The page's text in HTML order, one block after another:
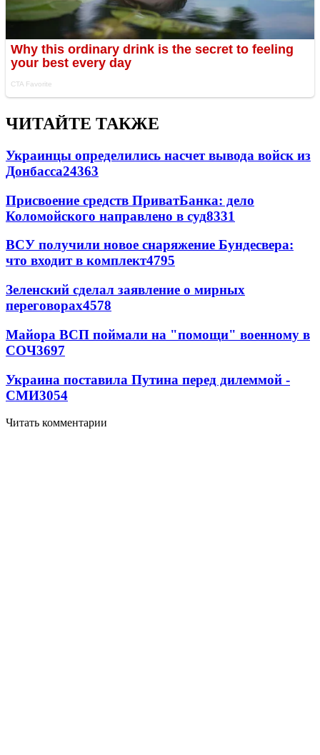
ЧИТАЙТЕ ТАКЖЕ
Украинцы определились насчет вывода войск из
Донбасса24363
Присвоение средств ПриватБанка: дело
Коломойского направлено в суд8331
ВСУ получили новое снаряжение Бундесвера:
что входит в комплект4795
Зеленский сделал заявление о мирных
переговорах4578
Майора ВСП поймали на "помощи" военному в
СОЧ3697
Украина поставила Путина перед дилеммой -
СМИ3054
Читать комментарии